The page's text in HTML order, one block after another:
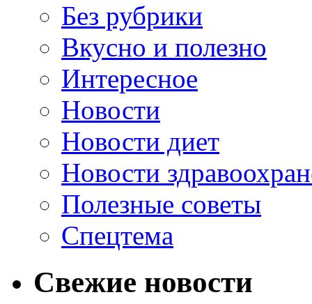
Без рубрики
Вкусно и полезно
Интересное
Новости
Новости диет
Новости
Полезные советы
Спецтема
Свежие новости